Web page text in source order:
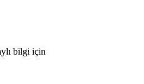
bilgi için